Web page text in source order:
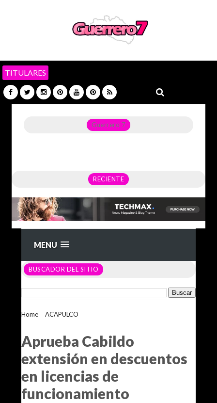
TITULARES
Guerrero 7
RECIENTE
MENU
BUSCADOR DEL SITIO
Home ACAPULCO
Aprueba Cabildo
extensión en descuentos
en licencias de
funcionamiento